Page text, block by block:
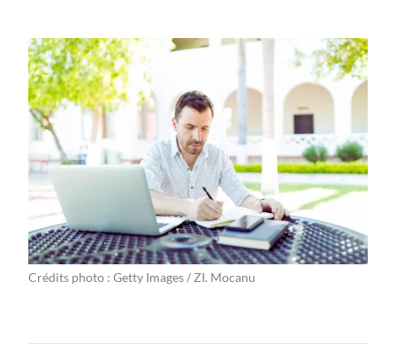
Crédits photo : Getty Images / ZI. Mocanu